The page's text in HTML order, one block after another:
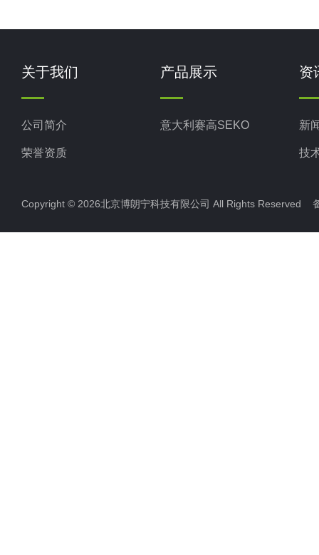
关于我们
公司简介
荣誉资质
产品展示
意大利赛高SEKO
资
新
技
Copyright © 2026北京博朗宁科技有限公司 All Rights Reserved